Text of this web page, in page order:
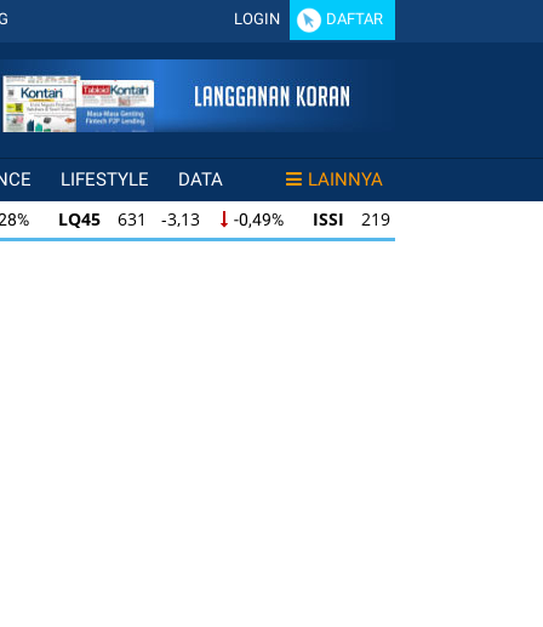
LOGIN DAFTAR
LIFESTYLE DATA LAINNYA
LQ45 631 -3,13 -0,49% ISSI 219 -0,63
LQ45 631 -3,13 -0,49% ISSI 219 -0,63